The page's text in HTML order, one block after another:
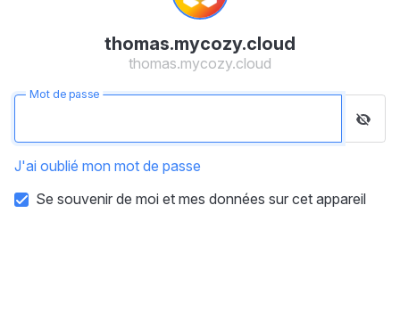
thomas.mycozy.cloud
thomas.mycozy.cloud
Mot de passe
J'ai oublié mon mot de passe
Se souvenir de moi et mes données sur cet appareil